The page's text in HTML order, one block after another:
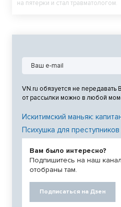
на пятерки и стал травматологом.
VN.ru обязуется не передавать
от рассылки можно в любой
Искитимский маньяк:
Психушка для
Вам было интересно?
Подпишитесь на наш
отобраны там.
Подписаться на Дзен